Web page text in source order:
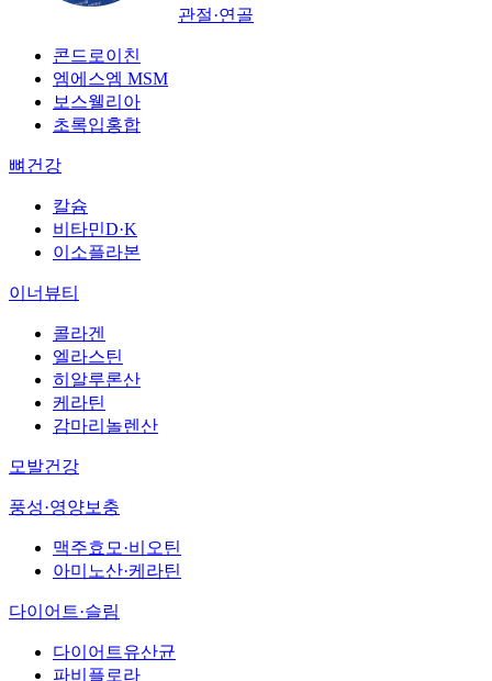
관절·연골
콘드로이친
엠에스엠 MSM
보스웰리아
초록입홍합
뼈건강
칼슘
비타민D·K
이소플라본
이너뷰티
콜라겐
엘라스틴
히알루론산
케라틴
감마리놀렌산
모발건강
풍성·영양보충
맥주효모·비오틴
아미노산·케라틴
다이어트·슬림
다이어트유산균
파비플로라